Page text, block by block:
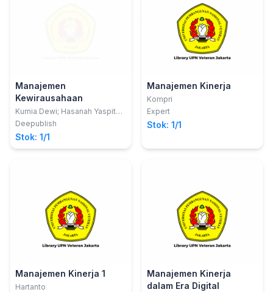
Manajemen
Kewirausahaan
Kurnia Dewi; Hasanah Yaspita
dan Airine Yulianda
Deepublish
Stok: 1/1
Manajemen Kinerja
Kompri
Expert
Stok: 1/1
Manajemen Kinerja 1
Hartanto
Manajemen Kinerja
dalam Era Digital